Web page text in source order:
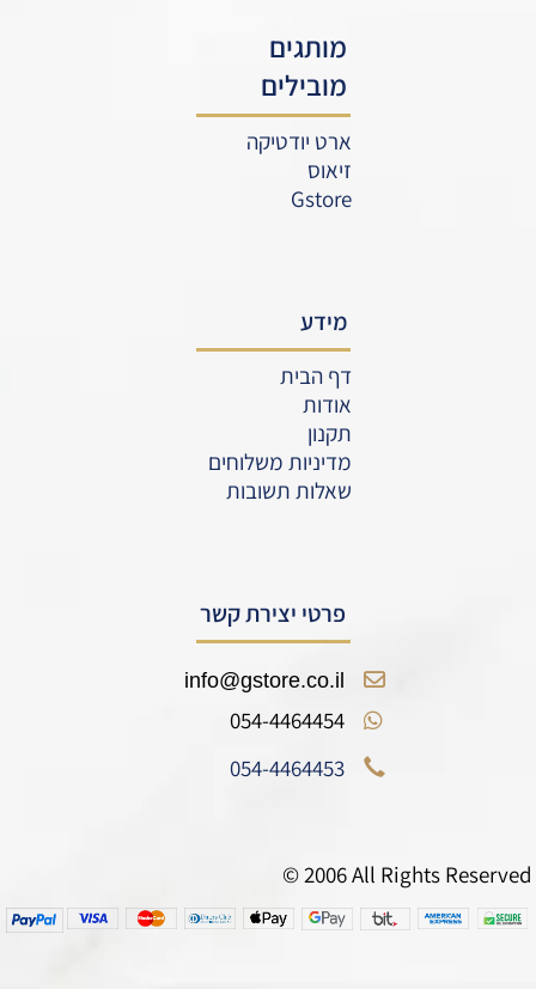
מותגים
מובילים
ארט יודטיקה
זיאוס
Gstore
מידע
דף הבית
אודות
תקנון
מדיניות משלוחים
שאלות תשובות
פרטי יצירת קשר
info@gstore.co.il
054-4464454
054-4464453
© 2006 All Rights Reserved